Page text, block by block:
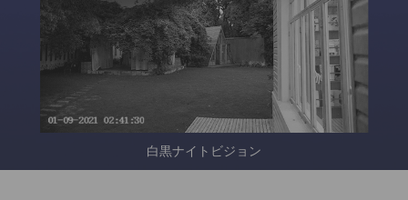
白黒ナイトビジョン